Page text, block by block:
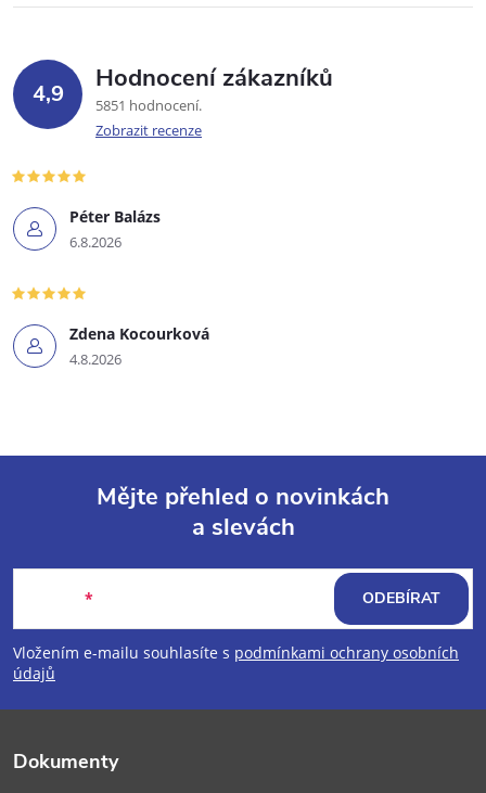
4,9 Hodnocení zákazníků
5851 hodnocení
Zobrazit recenze
Péter Balázs
6.8.2026
Zdena Kocourková
4.8.2026
p
a
Mějte přehled o novinkách
a slevách
Vložením e-mailu souhlasíte s podmínkami ochrany osobních
údajů
ODEBÍRAT
Dokumenty